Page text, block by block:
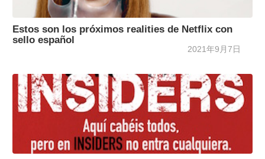
Estos son los próximos realities de Netflix con
sello español
2021年9月7日